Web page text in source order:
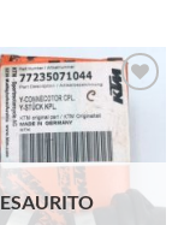
Aggiungi
desideri
ESAURITO